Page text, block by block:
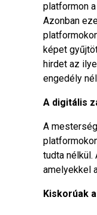
platformon
Azonban
képet
hirdet az
engedély
A digitális
A
tudta
amelyekkel
Kiskorúak